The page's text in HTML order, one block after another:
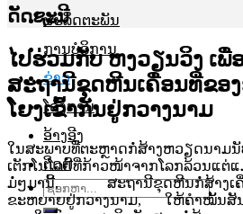
ຜະລິດຕະພັນ
ການບໍລິການ
ຂ່າວ
ໂຄງການ
ອ້າງອີງ
ຕິດຕໍ່
ຊອກ
ຫາ:
ດັດຊະນີ
ໄປ​ຮ່ວມ​ກັບ ຫງວຽນ​ວິງ ​ເ
ສະຖານີ​ຂຸດ​ຫີນ​ເຄື່ອນ​ທີ່​ຂອ
ໂຍງ​ເຂົ້າກັນ​ຢູ່​ກວາງ​ນາມ
ໃນ​ສະພາບ​ທີ່​ຕະຫຼາດ​ກໍ່ສ້າງ​ຫວຽດນາມ​
ເຕັກ​ໂນ​ໂລ​ຢີທີ່​ກ້າວໜ້າ​ຈາກ​ໂລກ​ລ້ວນ​ແຕ່​
ມໍ່ໆ​ມາ​ນີ້, ສະຖານີ​ຂຸດ​ຫີນ​ກໍ່ສ້າງ​ເຄື່ອ
ຂະຫຍາຍ​ຢູ່​ກວາງ​ນາມ, ​ໃຫ້​ຄຳ​ໝັ້ນ​ສັນ